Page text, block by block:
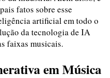
fatos sobre esse
artificial em todo o
da tecnologia de IA
faixas musicais.
em Música